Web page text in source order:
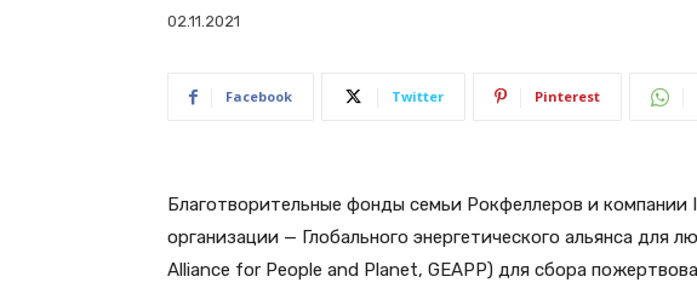
02.11.2021
Facebook Twitter Pinterest
Благотворительные фонды семьи Рокфеллеров и компании
организации — Глобального энергетического альянса для
Alliance for People and Planet, GEAPP) для сбора